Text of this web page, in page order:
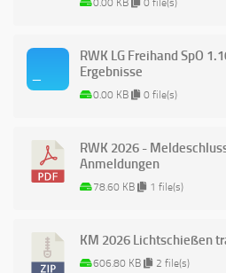
0.00 KB 0 file(s)
RWK LG Freihand SpO
Ergebnisse
0.00 KB 0 file(s)
RWK 2026 -
Anmeldungen
78.60 KB 1 file(s)
KM 2026 Lichtschießen
606.80 KB 2 file(s)